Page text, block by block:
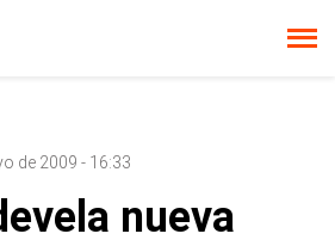
de 2009 - 16:33
nueva